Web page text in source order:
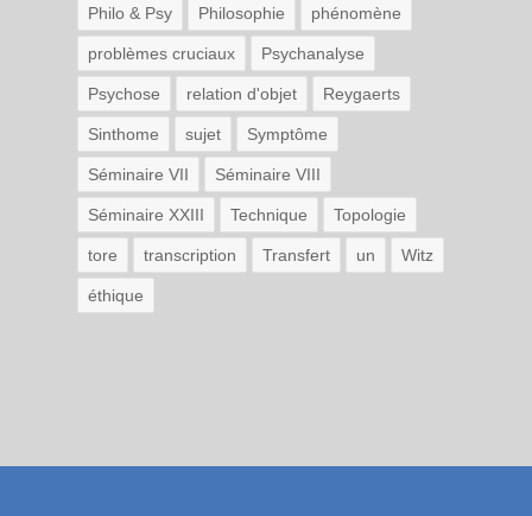
Philo & Psy Philosophie phénomène
problèmes cruciaux Psychanalyse
Psychose relation d'objet Reygaerts
Sinthome sujet Symptôme
Séminaire VII Séminaire VIII
Séminaire XXIII Technique Topologie
tore transcription Transfert un Witz
éthique